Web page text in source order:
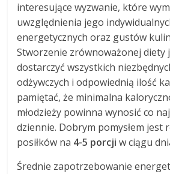
interesujące wyzwanie, które
uwzględnienia jego
energetycznych oraz gustów
Stworzenie zrównoważonej diety
dostarczyć wszystkich
odżywczych i odpowiednią ilość
pamiętać, że minimalna
młodzieży powinna wynosić co
dziennie. Dobrym pomysłem jest
posiłków na 4-5 porcji w ciągu
Średnie zapotrzebowanie